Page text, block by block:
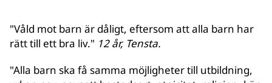
"Våld mot barn är dåligt, eftersom att alla barn har
rätt till ett bra liv." 12 år, Tensta.
"Alla barn ska få samma möjligheter till utbildning,